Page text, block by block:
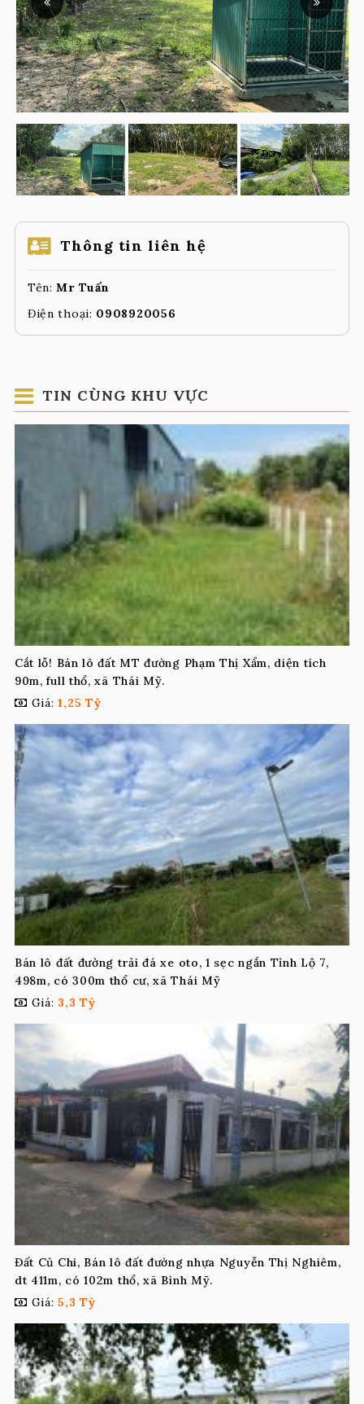
Thông tin liên hệ
Tên:Mr Tuấn
Điện thoại: 0908920056
TIN CÙNG KHU VỰC
Cắt lỗ! Bán lô đất MT đường Phạm Thị Xẩm, diện tích
90m, full thổ, xã Thái Mỹ.
Giá: 1,25 Tỷ
Bán lô đất đường trải đá xe oto, 1 sẹc ngắn Tỉnh Lộ 7,
498m, có 300m thổ cư, xã Thái Mỹ
Giá: 3,3 Tỷ
Đất Củ Chi, Bán lô đất đường nhựa Nguyễn Thị Nghiêm,
dt 411m, có 102m thổ, xã Bình Mỹ.
Giá: 5,3 Tỷ